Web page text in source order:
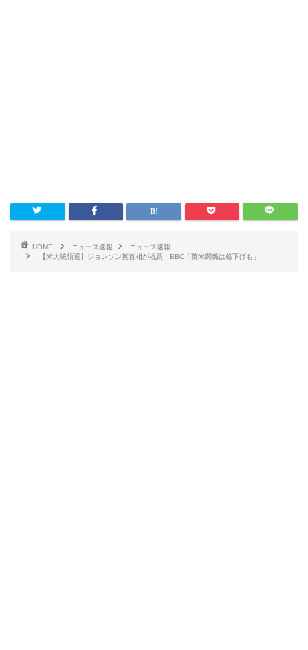
HOME ニュース速報
ニュース速報
【米大統領選】ジョンソン英首相が祝意 BBC「英米関係は格下げも」